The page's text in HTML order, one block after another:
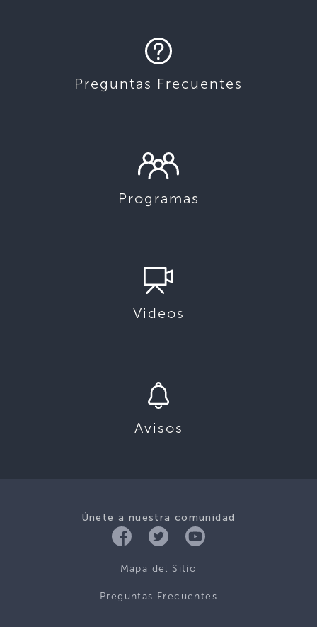
Preguntas Frecuentes
Programas
Videos
Avisos
Únete a nuestra comunidad
Mapa del Sitio
Preguntas Frecuentes